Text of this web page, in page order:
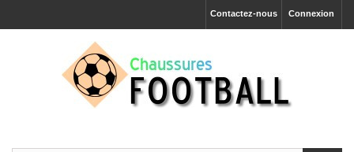
Connexion
Contactez-nous